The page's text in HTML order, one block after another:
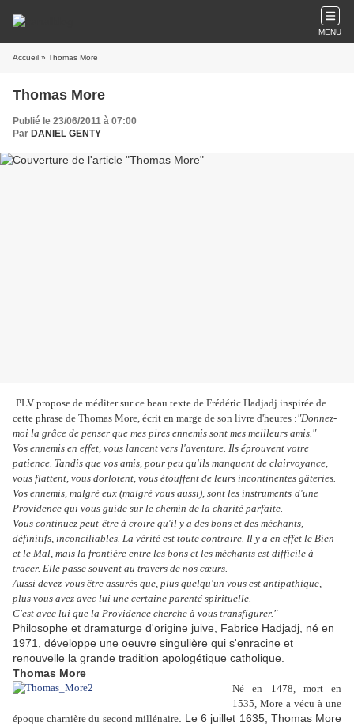
MENU
Accueil » Thomas More
Thomas More
Publié le 23/06/2011 à 07:00
Par DANIEL GENTY
PLV propose de méditer sur ce beau texte de Frédéric Hadjadj inspirée de
cette phrase de Thomas More, écrit en marge de son livre d'heures :"Donnez-
moi la grâce de penser que mes pires ennemis sont mes meilleurs amis."
Vos ennemis en effet, vous lancent vers l'aventure. Ils éprouvent votre
patience. Tandis que vos amis, pour peu qu'ils manquent de clairvoyance,
vous flattent, vous dorlotent, vous étouffent de leurs incontinentes gâteries.
Vos ennemis, malgré eux (malgré vous aussi), sont les instruments d'une
Providence qui vous guide sur le chemin de la charité parfaite.
Vous continuez peut-être à croire qu'il y a des bons et des méchants,
définitifs, inconciliables. La vérité est toute contraire. Il y a en effet le Bien
et le Mal, mais la frontière entre les bons et les méchants est difficile à
tracer. Elle passe souvent au travers de nos cœurs.
Aussi devez-vous être assurés que, plus quelqu'un vous est antipathique,
plus vous avez avec lui une certaine parenté spirituelle.
C'est avec lui que la Providence cherche à vous transfigurer."
Philosophe et dramaturge d'origine juive, Fabrice Hadjadj, né en
1971, développe une oeuvre singulière qui s'enracine et
renouvelle la grande tradition apologétique catholique.
Thomas More
Né en 1478, mort en
1535, More a vécu à une
époque charnière du second millénaire. Le 6 juillet 1635, Thomas More